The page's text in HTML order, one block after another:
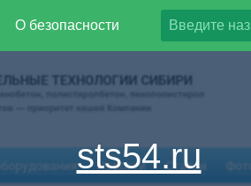
О безопасности
sts54.ru